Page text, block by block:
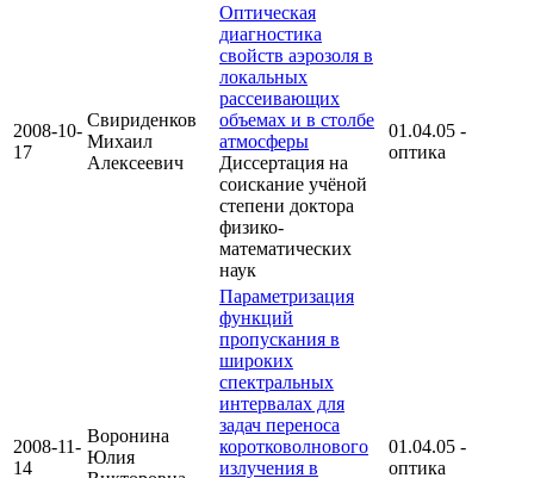
2008-10-
17
Свириденков
Михаил
Алексеевич
Оптическая
диагностика
свойств аэрозоля в
локальных
рассеивающих
объемах и в столбе
атмосферы
Диссертация на
соискание учёной
степени доктора
физико-
математических
наук
01.04.05 -
оптика
2008-11-
14
Воронина
Юлия
Параметризация
функций
пропускания в
широких
спектральных
интервалах для
задач переноса
коротковолнового
излучения в
01.04.05 -
оптика